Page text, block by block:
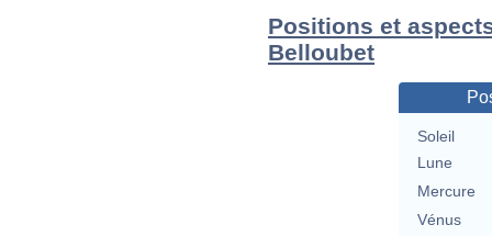
Positions et
Belloubet
Soleil
Lune
Mercure
Vénus